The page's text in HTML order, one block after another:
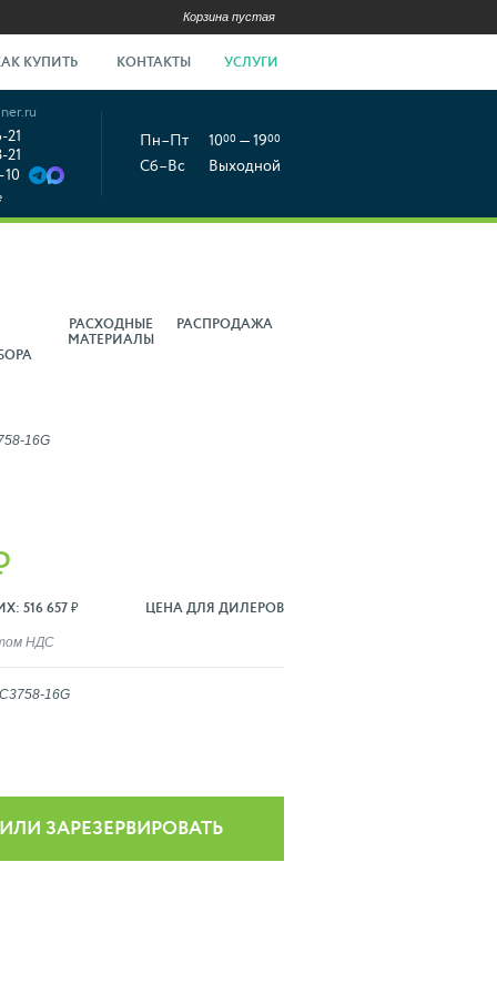
Корзина пустая
КУПИТЬ КОНТАКТЫ УСЛУГИ
21
21
10
Пн–Пт 1000 — 1900
Сб–Вс Выходной
РАСХОДНЫЕ
МАТЕРИАЛЫ
РАСПРОДАЖА
16G
516 657 ₽ ЦЕНА ДЛЯ ДИЛЕРОВ
НДС
16G
ЗАРЕЗЕРВИРОВАТЬ